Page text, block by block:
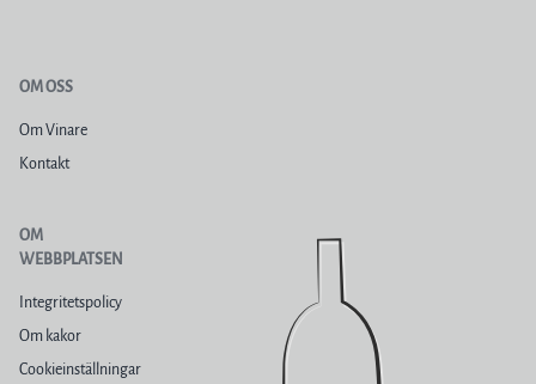
OM OSS
Om Vinare
Kontakt
OM
WEBBPLATSEN
Integritetspolicy
Om kakor
Cookieinställningar